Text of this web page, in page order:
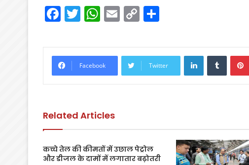
F
a
c
e
b
o
k
T
w
itt
er
W
h
a
ts
A
p
E
m
ai
l
C
o
p
y
Li
ar
e
Facebook Twitter
LinkedInTumblr
Related Articles
कच्चे तेल की कीमतों में उछाल पेट्रोल
और डीजल के दामों में लगातार बढ़ोतरी